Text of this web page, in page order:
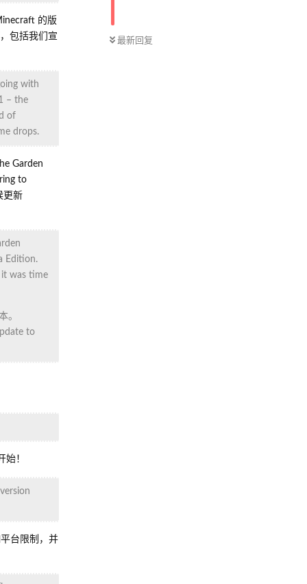
最新回复
的版
包括我们宣
with
– the
of
drops.
Garden
to
更新
Edition.
it was time
。
to
始！
台限制，并